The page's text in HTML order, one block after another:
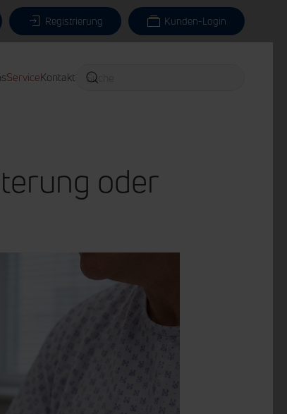
Registrierung Kunden-Login
ServiceKontakt
oder